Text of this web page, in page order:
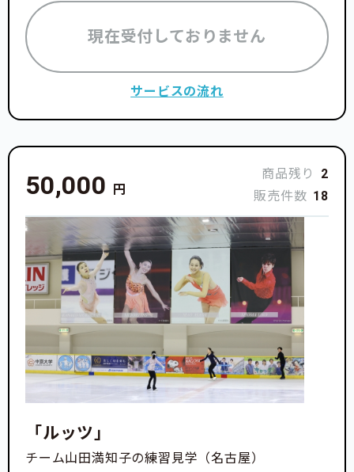
現在受付しておりません
サービスの流れ
50,000 円
商品残り
2
販売件数 18
「ルッツ」
チーム山田満知子の練習見学（名古屋）